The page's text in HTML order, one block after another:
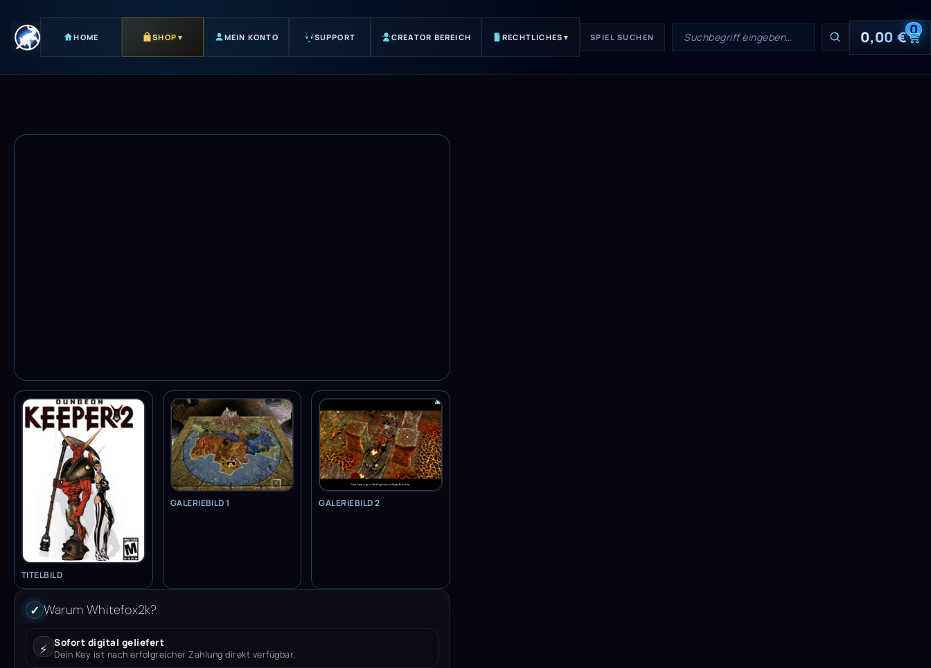
HOME SHOP ▾ MEIN KONTO SUPPORT CREATOR BEREICH RECHTLICHES ▾ SPIEL SUCHEN 0,00€0
TITELBILD
GALERIEBILD 1 GALERIEBILD 2
✓ Warum Whitefox2k?
⚡ Sofort digital geliefert
Dein Key ist nach erfolgreicher Zahlung direkt verfügbar.